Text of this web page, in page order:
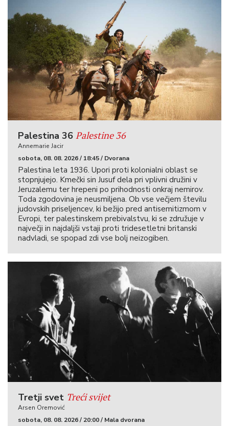
Palestina 36 Palestine 36
Annemarie Jacir
sobota, 08. 08. 2026 / 18:45 / Dvorana
Palestina leta 1936. Upori proti kolonialni oblast se
stopnjujejo. Kmečki sin Jusuf dela pri vplivni družini v
Jeruzalemu ter hrepeni po prihodnosti onkraj nemirov.
Toda zgodovina je neusmiljena. Ob vse večjem številu
judovskih priseljencev, ki bežijo pred antisemitizmom v
Evropi, ter palestinskem prebivalstvu, ki se združuje v
največji in najdaljši vstaji proti tridesetletni britanski
nadvladi, se spopad zdi vse bolj neizogiben.
Tretji svet Treći svijet
Arsen Oremović
sobota, 08. 08. 2026 / 20:00 / Mala dvorana